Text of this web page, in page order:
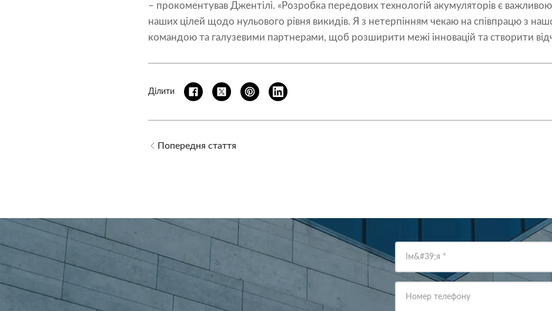
– прокоментував Джентілі. «Розробка передових технологій акумуляторів є
наших цілей щодо нульового рівня викидів. Я з нетерпінням чекаю на співпрацю з
командою та галузевими партнерами, щоб розширити межі інновацій та створити
Ділити
Попередня стаття
Ім&#39;я *
Номер телефону